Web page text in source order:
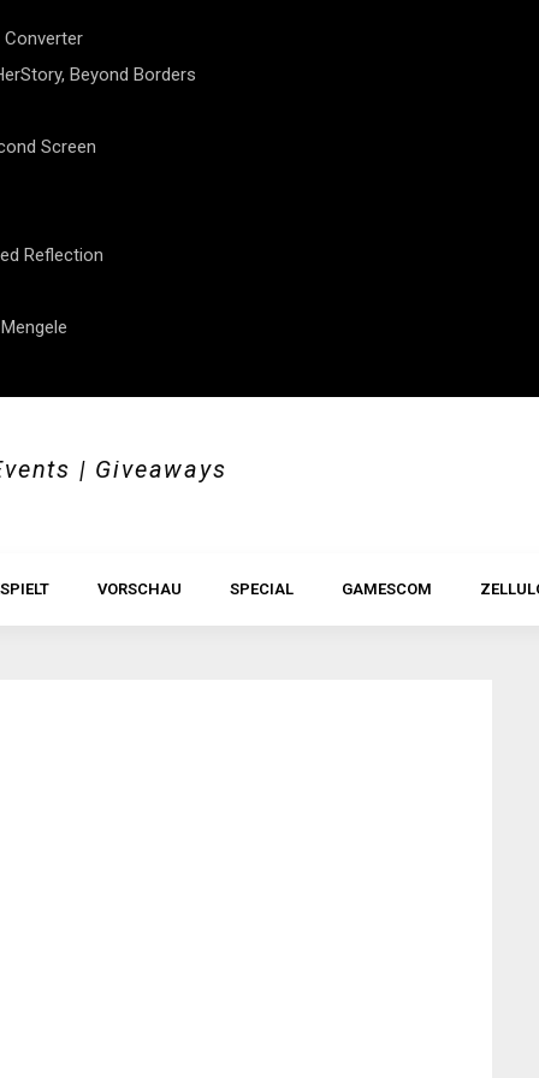
Converter
Beyond Borders
Screen
Reflection
| Giveaways
VORSCHAU SPECIAL GAMESCOM